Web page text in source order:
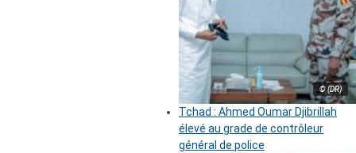
© (DR)
Tchad : Ahmed Oumar Djibrillah
élevé au grade de contrôleur
général de police